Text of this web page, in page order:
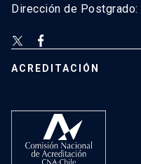
Dirección de
ACREDITACIÓN